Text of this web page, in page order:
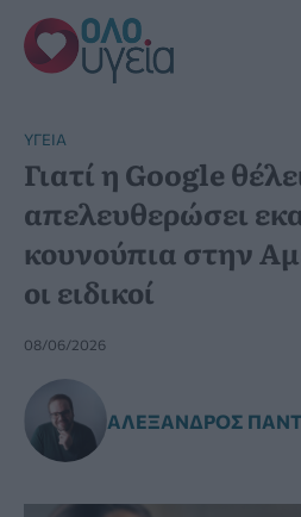
Μετάβαση
στο
περιεχόμενο
YΓΕΊΑ
Γιατί η Google
απελευθερώσει
κουνούπια στην
οι ειδικοί
08/06/2026
ΑΛΈΞΑΝΔΡΟΣ